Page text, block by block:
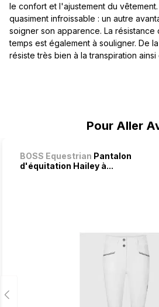
Pour Aller
BOSS Equestrian Pantalon
d'équitation Hailey à...
le confort et l'ajustement du vêtement.
quasiment infroissable : un autre
soigner son apparence. La résistance
temps est également à souligner. De
résiste très bien à la transpiration